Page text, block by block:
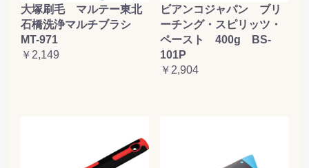
大塚刷毛 マルテー東北
石橋洗浄マルチブラシ
MT-971
￥2,149
ビアンコジャパン ブリ
ーチング・スピリッツ・
ペースト 400g BS-
101P
￥2,904